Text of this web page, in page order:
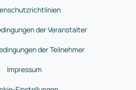
der Veranstalter
der Teilnehmer
Impressum